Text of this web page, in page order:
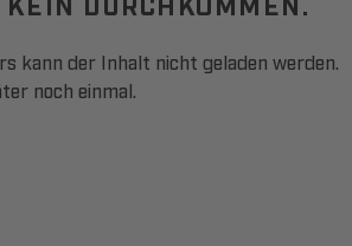
kann der Inhalt nicht geladen werden.
noch einmal.